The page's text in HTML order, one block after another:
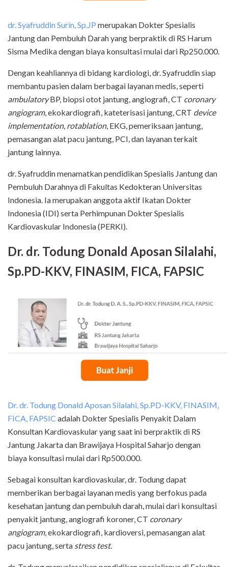
dr. Syafruddin Surin, Sp.JP merupakan Dokter Spesialis
Jantung dan Pembuluh Darah yang berpraktik di RS Harum
Sisma Medika dengan biaya konsultasi mulai dari Rp250.000.
Dengan keahliannya di bidang kardiologi, dr. Syafruddin siap
membantu pasien dalam berbagai layanan medis, seperti
ambulatoryBP, biopsi otot jantung, angiografi, CT coronary
angiogram, ekokardiografi, kateterisasi jantung, CRT device
implementation, rotablation, EKG, pemeriksaan jantung,
pemasangan alat pacu jantung, PCI, dan layanan terkait
jantung lainnya.
dr. Syafruddin menamatkan pendidikan Spesialis Jantung dan
Pembuluh Darahnya di Fakultas Kedokteran Universitas
Indonesia. Ia merupakan anggota aktif Ikatan Dokter
Indonesia (IDI) serta Perhimpunan Dokter Spesialis
Kardiovaskular Indonesia (PERKI).
Dr. dr. Todung Donald Aposan Silalahi,
Sp.PD-KKV, FINASIM, FICA, FAPSIC
Dr. dr. Todung Donald Aposan Silalahi, Sp.PD-KKV, FINASIM,
FICA, FAPSIC adalah Dokter Spesialis Penyakit Dalam
Konsultan Kardiovaskular yang saat ini berpraktik di RS
Jantung Jakarta dan Brawijaya Hospital Saharjo dengan
biaya konsultasi mulai dari Rp500.000.
Sebagai konsultan kardiovaskular, dr. Todung dapat
memberikan berbagai layanan medis yang berfokus pada
kesehatan jantung dan pembuluh darah, mulai dari konsultasi
penyakit jantung, angiografi koroner, CT coronary
angiogram, ekokardiografi, kardioversi, pemasangan alat
pacu jantung, serta stress test.